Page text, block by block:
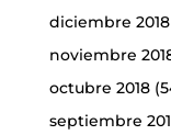
diciembre 2018
noviembre
octubre 2018
septiembre